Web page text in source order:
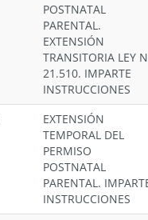
POSTNATAL
PARENTAL.
EXTENSIÓN
TRANSITORIA LEY
21.510. IMPARTE
INSTRUCCIONES
EXTENSIÓN
TEMPORAL DEL
PERMISO
POSTNATAL
PARENTAL.
INSTRUCCIONES